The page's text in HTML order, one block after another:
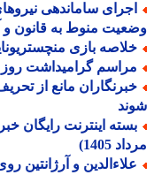
ساماندهی نیروهای
منوط به قانون و
بازی
گرامیداشت روز
مانع از تحریف
1405)
و آرژانتین